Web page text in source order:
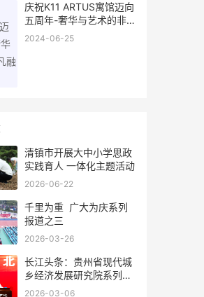
庆祝K11 ARTUS寓馆迈向
五周年-奢华与艺术的非凡
融合
2024-06-25
清镇市开展大中小学思政
实践育人 一体化主题活动
2026-06-22
千里为重 广大为庆系列
报道之三
2026-03-26
长江头条：贵州省现代城
乡经济发展研究院系列报
道之一
2026-03-06